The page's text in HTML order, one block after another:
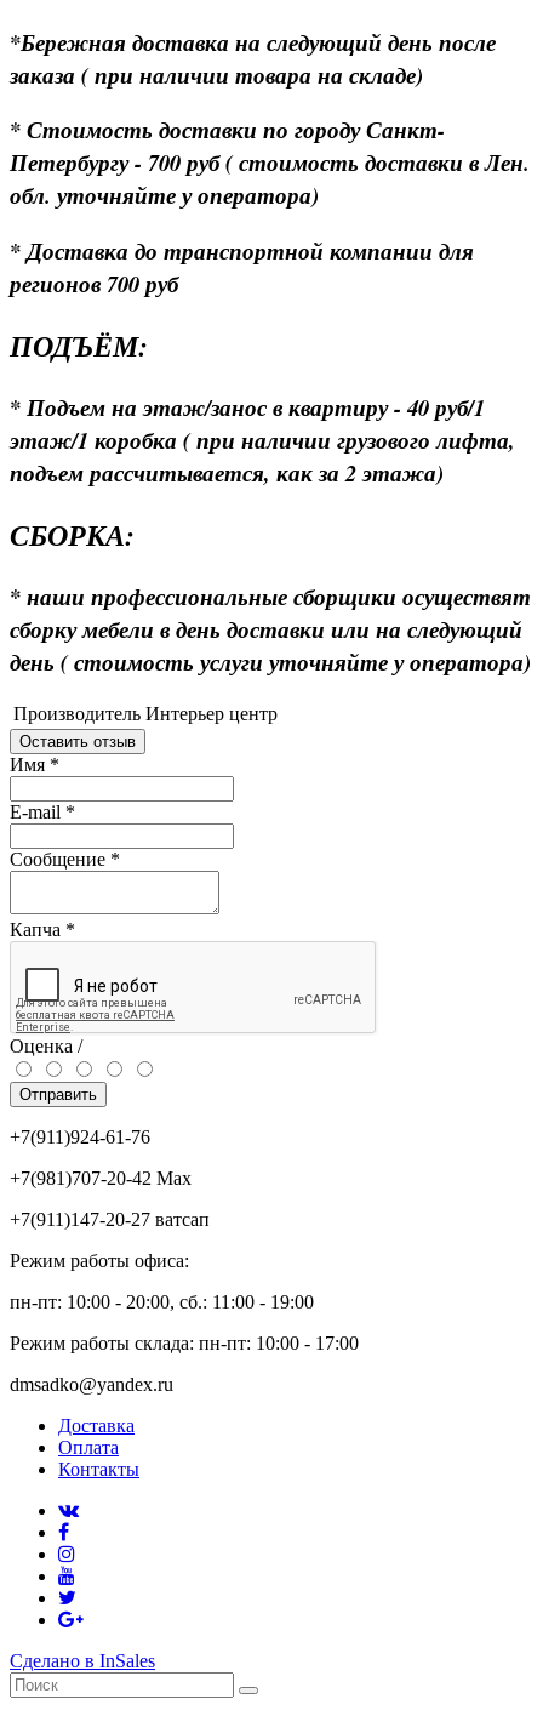
*Бережная доставка на следующий день после
заказа ( при наличии товара на складе)
* Стоимость доставки по городу Санкт-
Петербургу - 700 руб ( стоимость доставки в Лен.
обл. уточняйте у оператора)
* Доставка до транспортной компании для
регионов 700 руб
ПОДЪЁМ:
* Подъем на этаж/занос в квартиру - 40 руб/1
этаж/1 коробка ( при наличии грузового лифта,
подъем рассчитывается, как за 2 этажа)
СБОРКА:
* наши профессиональные сборщики осуществят
сборку мебели в день доставки или на следующий
день ( стоимость услуги уточняйте у оператора)
Производитель Интерьер центр
Оставить отзыв
Имя *
E-mail *
Сообщение *
Капча *
Оценка /
Отправить
+7(911)924-61-76
+7(981)707-20-42 Max
+7(911)147-20-27 ватсап
Режим работы офиса:
пн-пт: 10:00 - 20:00, сб.: 11:00 - 19:00
Режим работы склада: пн-пт: 10:00 - 17:00
dmsadko@yandex.ru
Доставка
Оплата
Контакты
Сделано в InSales